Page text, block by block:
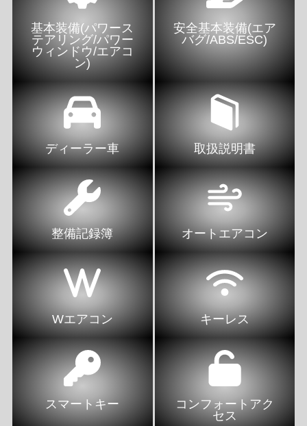
基本装備(パワース
テアリング/パワー
ウィンドウ/エアコ
ン)
安全基本装備(エア
バグ/ABS/ESC)
ディーラー車 取扱説明書
整備記録簿 オートエアコン
Wエアコン キーレス
スマートキー
コンフォートアク
セス